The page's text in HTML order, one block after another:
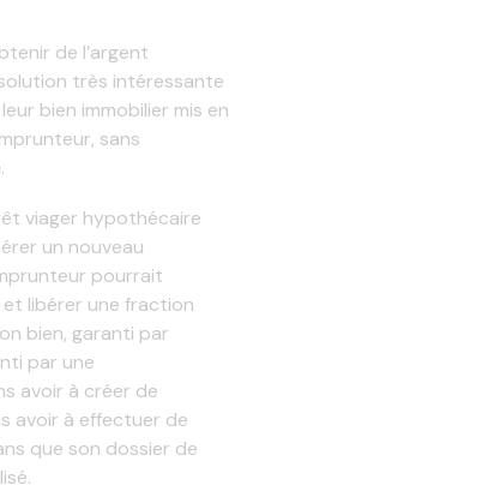
de l’argent
très intéressante
bien immobilier mis en
sans
viager hypothécaire
un nouveau
pourrait
libérer une fraction
bien, garanti par
par une
avoir à créer de
avoir à effectuer de
que son dossier de